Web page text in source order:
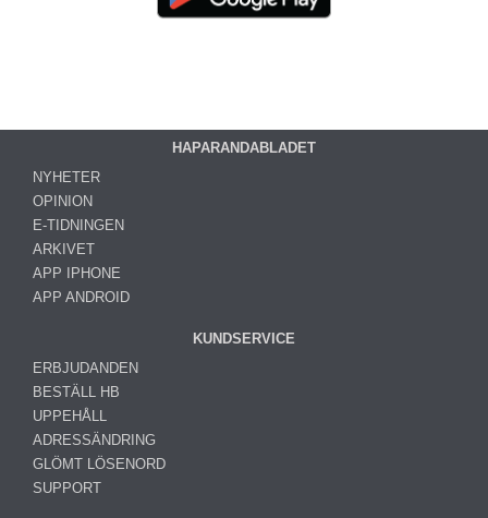
HAPARANDABLADET
NYHETER
OPINION
E-TIDNINGEN
ARKIVET
APP IPHONE
APP ANDROID
KUNDSERVICE
ERBJUDANDEN
BESTÄLL HB
UPPEHÅLL
ADRESSÄNDRING
GLÖMT LÖSENORD
SUPPORT